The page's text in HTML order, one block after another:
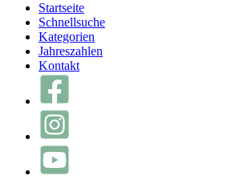
Startseite
Schnellsuche
Kategorien
Jahreszahlen
Kontakt